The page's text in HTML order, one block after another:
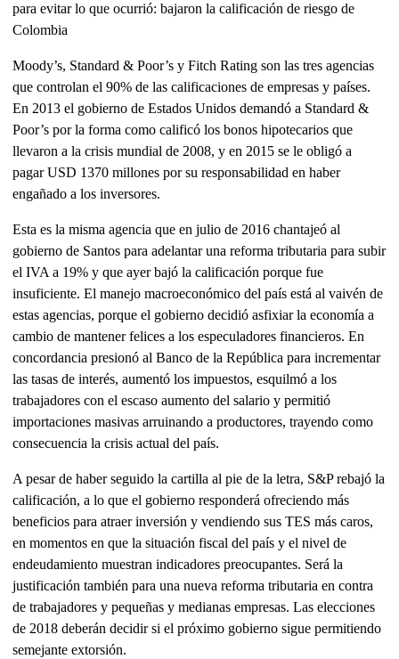
para evitar lo que ocurrió: bajaron la calificación de riesgo de
Colombia
Moody’s, Standard & Poor’s y Fitch Rating son las tres agencias
que controlan el 90% de las calificaciones de empresas y países.
En 2013 el gobierno de Estados Unidos demandó a Standard &
Poor’s por la forma como calificó los bonos hipotecarios que
llevaron a la crisis mundial de 2008, y en 2015 se le obligó a
pagar USD 1370 millones por su responsabilidad en haber
engañado a los inversores.
Esta es la misma agencia que en julio de 2016 chantajeó al
gobierno de Santos para adelantar una reforma tributaria para subir
el IVA a 19% y que ayer bajó la calificación porque fue
insuficiente. El manejo macroeconómico del país está al vaivén de
estas agencias, porque el gobierno decidió asfixiar la economía a
cambio de mantener felices a los especuladores financieros. En
concordancia presionó al Banco de la República para incrementar
las tasas de interés, aumentó los impuestos, esquilmó a los
trabajadores con el escaso aumento del salario y permitió
importaciones masivas arruinando a productores, trayendo como
consecuencia la crisis actual del país.
A pesar de haber seguido la cartilla al pie de la letra, S&P rebajó la
calificación, a lo que el gobierno responderá ofreciendo más
beneficios para atraer inversión y vendiendo sus TES más caros,
en momentos en que la situación fiscal del país y el nivel de
endeudamiento muestran indicadores preocupantes. Será la
justificación también para una nueva reforma tributaria en contra
de trabajadores y pequeñas y medianas empresas. Las elecciones
de 2018 deberán decidir si el próximo gobierno sigue permitiendo
semejante extorsión.